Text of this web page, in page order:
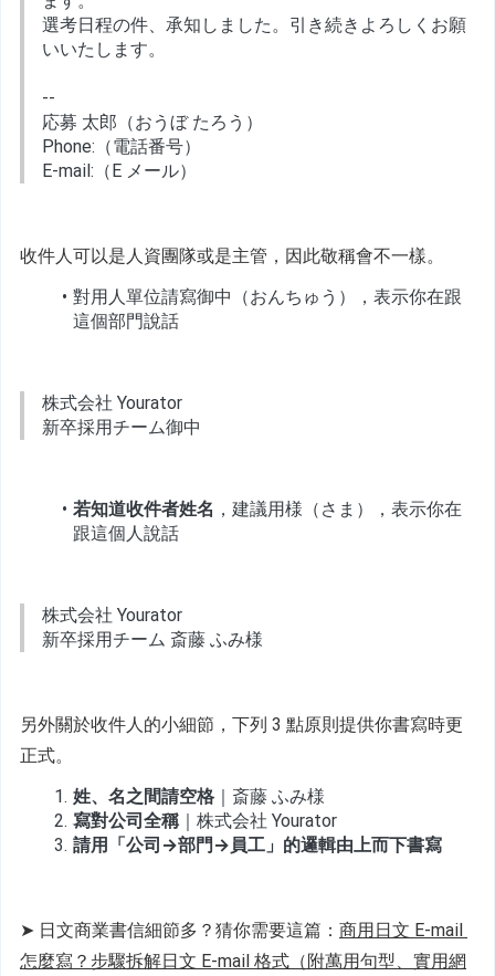
選考日程の件、承知しました。引き続きよろしくお願
いいたします。
--
応募 太郎（おうぼ たろう）
Phone:（電話番号）
E-mail:（E メール）
收件人可以是人資團隊或是主管，因此敬稱會不一樣。
對用人單位請寫御中（おんちゅう），表示你在跟
這個部門說話
株式会社 Yourator
新卒採用チーム御中
若知道收件者姓名 ，建議用様（さま），表示你在
跟這個人說話
株式会社 Yourator
新卒採用チーム 斎藤 ふみ様
另外關於收件人的小細節，下列 3 點原則提供你書寫時更
正式。
姓、名之間請空格｜斎藤 ふみ様
寫對公司全稱｜株式会社 Yourator
請用「公司→部門→員工」的邏輯由上而下書寫
➤ 日文商業書信細節多？猜你需要這篇： 商用日文 E-mail
怎麼寫？步驟拆解日文 E-mail 格式（附萬用句型、實用網